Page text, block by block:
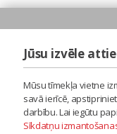
Jūsu izvēle
Mūsu tīmekļa vietne
savā ierīcē,
darbību. Lai iegūtu
Sīkdatņu